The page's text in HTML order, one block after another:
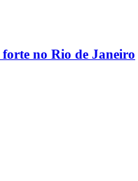
no Rio de Janeiro